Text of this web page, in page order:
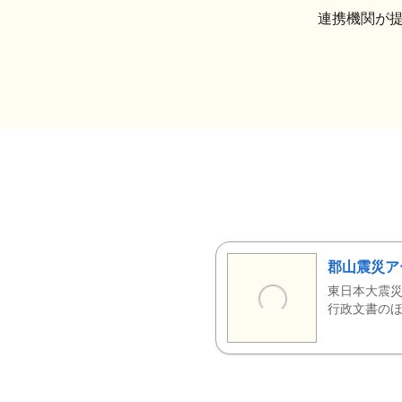
連携機関が
郡山震災
東日本大震
行政文書の